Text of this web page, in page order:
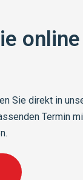
Sie direkt in
Termin